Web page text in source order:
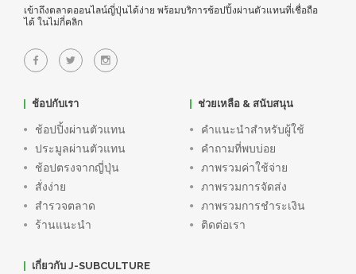
เข้าถึงตลาดออนไลน์ญี่ปุ่นได้ง่าย พร้อมบริการช้อปปิ้งผ่านตัวแทนที่เชื่อถือ
ได้ ในไม่กี่คลิก
ช้อปกับเรา
ช้อปปิ้งผ่านตัวแทน
ประมูลผ่านตัวแทน
ช้อปตรงจากญี่ปุ่น
สั่งง่าย
สำรวจตลาด
ร้านแนะนำ
ช่วยเหลือ & สนับสนุน
คำแนะนำสำหรับผู้ใช้
คำถามที่พบบ่อย
ภาพรวมค่าใช้จ่าย
ภาพรวมการจัดส่ง
ภาพรวมการชำระเงิน
ติดต่อเรา
เกี่ยวกับ J-SUBCULTURE